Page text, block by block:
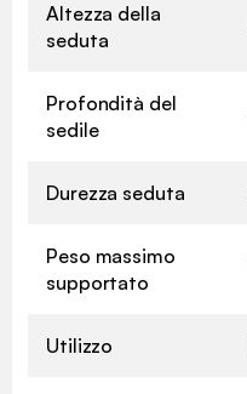
Altezza della
seduta
Profondità del
sedile
Durezza seduta
Peso massimo
supportato
Utilizzo